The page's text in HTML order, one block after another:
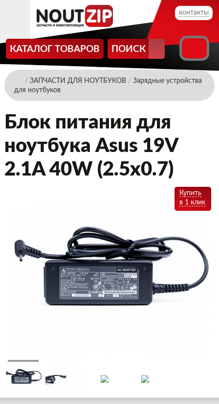
контакты
КАТАЛОГ ТОВАРОВ ПОИСК
/ ЗАПЧАСТИ ДЛЯ НОУТБУКОВ/ Зарядные устройства
для ноутбуков
Блок питания для
ноутбука Asus 19V
2.1A 40W (2.5x0.7)
Купить
в 1 клик